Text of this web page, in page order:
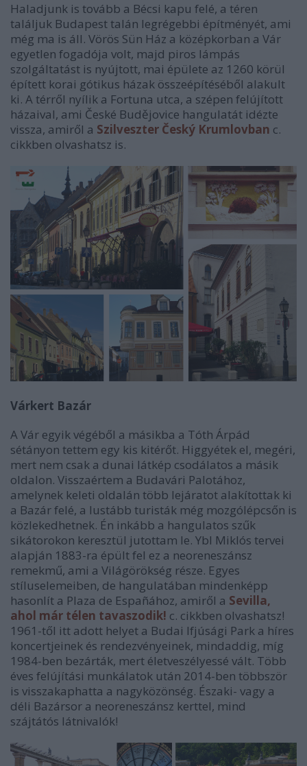
Haladjunk is tovább a Bécsi kapu felé, a téren
találjuk Budapest talán legrégebbi építményét, ami
még ma is áll. Vörös Sün Ház a középkorban a Vár
egyetlen fogadója volt, majd piros lámpás
szolgáltatást is nyújtott, mai épülete az 1260 körül
épített korai gótikus házak összeépítéséből alakult
ki. A térről nyílik a Fortuna utca, a szépen felújított
házaival, ami České Budějovice hangulatát idézte
vissza, amiről a Szilveszter Český Krumlovban c.
cikkben olvashatsz is.
Várkert Bazár
A Vár egyik végéből a másikba a Tóth Árpád
sétányon tettem egy kis kitérőt. Higgyétek el, megéri,
mert nem csak a dunai látkép csodálatos a másik
oldalon. Visszaértem a Budavári Palotához,
amelynek keleti oldalán több lejáratot alakítottak ki
a Bazár felé, a lustább turisták még mozgólépcsőn is
közlekedhetnek. Én inkább a hangulatos szűk
sikátorokon keresztül jutottam le. Ybl Miklós tervei
alapján 1883-ra épült fel ez a neoreneszánsz
remekmű, ami a Világörökség része. Egyes
stíluselemeiben, de hangulatában mindenképp
hasonlít a Plaza de Españához, amiről a Sevilla,
ahol már télen tavaszodik! c. cikkben olvashatsz!
1961-től itt adott helyet a Budai Ifjúsági Park a híres
koncertjeinek és rendezvényeinek, mindaddig, míg
1984-ben bezárták, mert életveszélyessé vált. Több
éves felújítási munkálatok után 2014-ben többször
is visszakaphatta a nagyközönség. Északi- vagy a
déli Bazársor a neoreneszánsz kerttel, mind
szájtátós látnivalók!